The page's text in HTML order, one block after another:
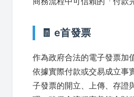
🧾 e首發票
作為政府合法的電子發票加
依據實際付款或交易成立事
子發票的開立、上傳、存證